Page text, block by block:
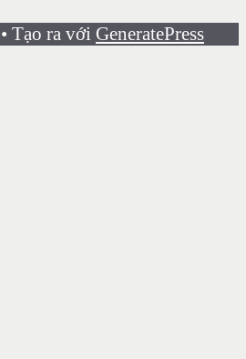
• Tạo ra với GeneratePress